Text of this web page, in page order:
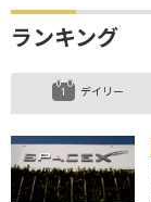
ランキング
デイリー